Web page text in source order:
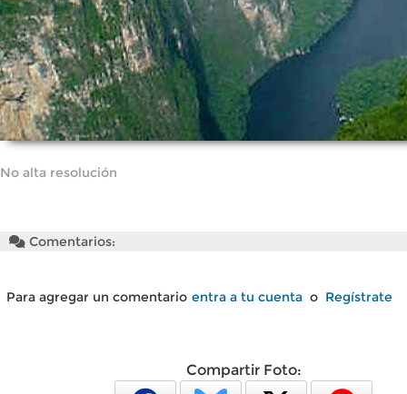
No alta resolución
Comentarios:
Para agregar un comentario entra a tu cuenta o Regístrate
Compartir Foto: